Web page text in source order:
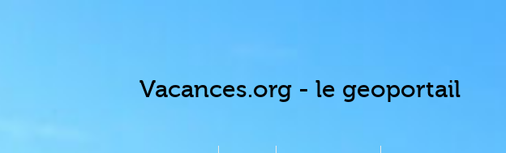
Vacances.org - le geoportail